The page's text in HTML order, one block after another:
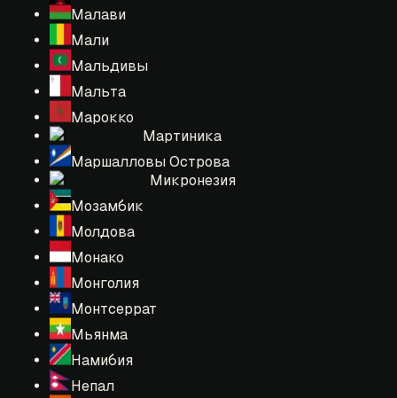
Малави
Мали
Мальдивы
Мальта
Марокко
Мартиника
Маршалловы Острова
Микронезия
Мозамбик
Молдова
Монако
Монголия
Монтсеррат
Мьянма
Намибия
Непал